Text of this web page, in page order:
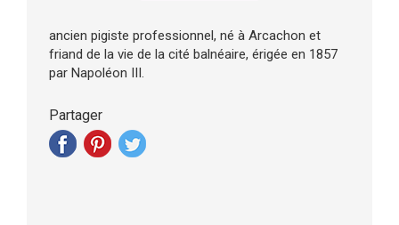
ancien pigiste professionnel, né à Arcachon et
friand de la vie de la cité balnéaire, érigée en 1857
par Napoléon III.
Partager